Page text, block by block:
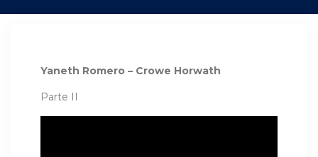
Yaneth Romero – Crowe Horwath
Parte II